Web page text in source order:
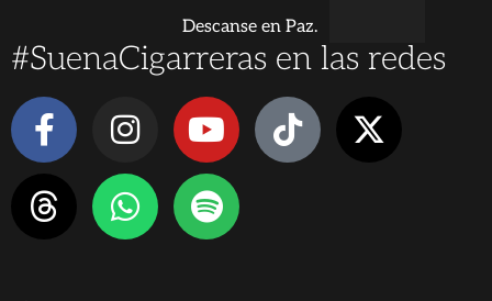
Descanse en Paz.
#SuenaCigarreras en las redes